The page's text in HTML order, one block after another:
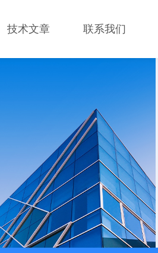
技术文章 联系我们